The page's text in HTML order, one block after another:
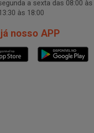
a sexta das 08:00 às
às 18:00
nosso APP